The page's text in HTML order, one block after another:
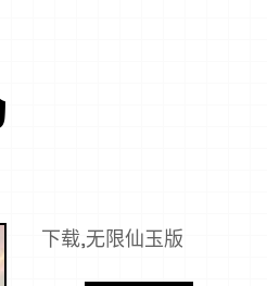
下载,无限仙玉版